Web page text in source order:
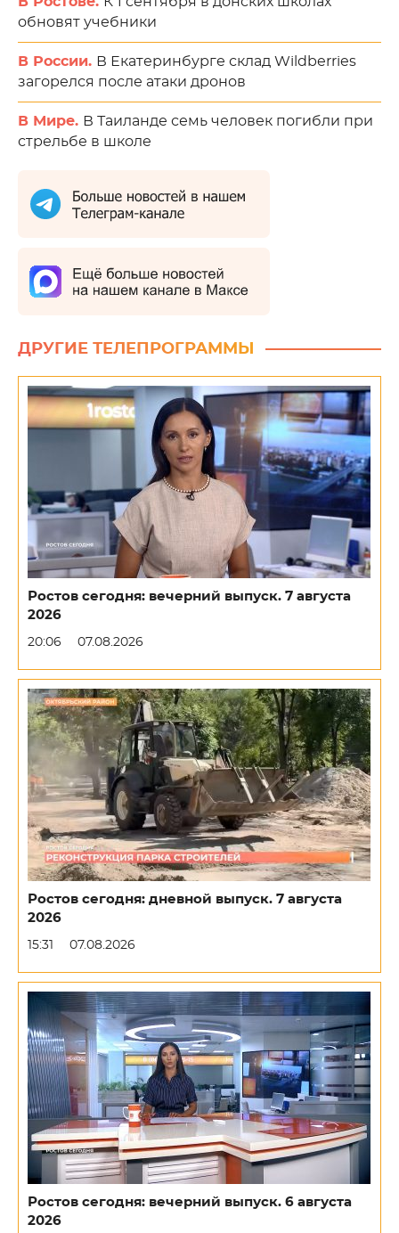
обновят учебники
В России. В Екатеринбурге склад Wildberries
загорелся после атаки дронов
В Мире. В Таиланде семь человек погибли при
стрельбе в школе
ДРУГИЕ ТЕЛЕПРОГРАММЫ
Ростов сегодня: вечерний выпуск. 7 августа
2026
20:06 07.08.2026
Ростов сегодня: дневной выпуск. 7 августа
2026
15:31 07.08.2026
Ростов сегодня: вечерний выпуск. 6 августа
2026